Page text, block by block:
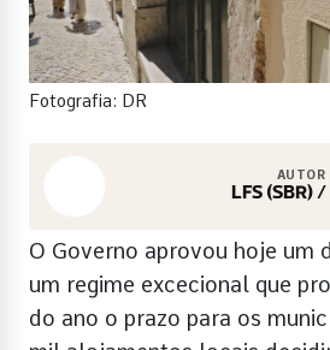
Fotografia: DR
AUTOR
LFS (SBR)
O Governo aprovou hoje um
um regime excecional que
do ano o prazo para os